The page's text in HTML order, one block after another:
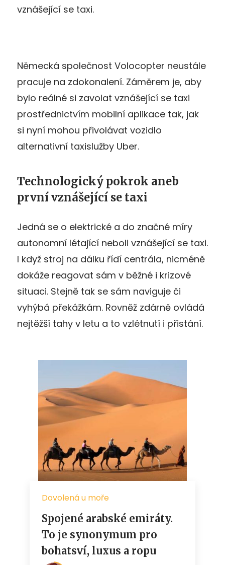
vznášející se taxi.
Německá společnost Volocopter neustále
pracuje na zdokonalení. Záměrem je, aby
bylo reálné si zavolat vznášející se taxi
prostřednictvím mobilní aplikace tak, jak
si nyní mohou přivolávat vozidlo
alternativní taxislužby Uber.
Technologický pokrok aneb
první vznášející se taxi
Jedná se o elektrické a do značné míry
autonomní létající neboli vznášející se taxi.
I když stroj na dálku řídí centrála, nicméně
dokáže reagovat sám v běžné i krizové
situaci. Stejně tak se sám naviguje či
vyhýbá překážkám. Rovněž zdárně ovládá
nejtěžší tahy v letu a to vzlétnutí i přistání.